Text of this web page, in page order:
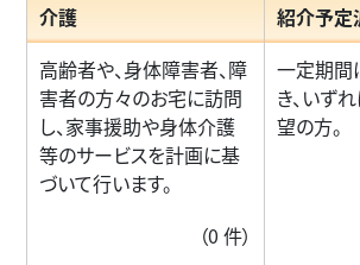
介護
高齢者や、身体障害者、障
害者の方々のお宅に訪問
し、家事援助や身体介護
等のサービスを計画に基
づいて行います。
（0 件）
紹介予定
一定期間
き、いず
望の方。